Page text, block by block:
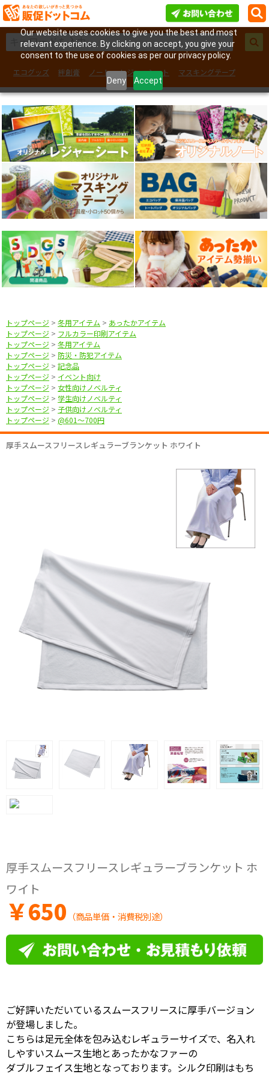
Our website uses cookies to give you the best and most
relevant experience. By clicking on accept, you give your
consent to the use of cookies as per our privacy policy.
Deny Accept
エコグッズ 絆創膏 ノート レジャーシート
マスキングテープ
フェイスシール
トップページ > 冬用アイテム > あったかアイテム
トップページ > フルカラー印刷アイテム
トップページ > 冬用アイテム
トップページ > 防災・防犯アイテム
トップページ > 記念品
トップページ > イベント向け
トップページ > 女性向けノベルティ
トップページ > 学生向けノベルティ
トップページ > 子供向けノベルティ
トップページ > @601〜700円
厚手スムースフリースレギュラーブランケット ホワイト
厚手スムースフリースレギュラーブランケット ホ
ワイト
￥650 （商品単価・消費税別途）
ご好評いただいているスムースフリースに厚手バージョン
が登場しました。
こちらは足元全体を包み込むレギュラーサイズで、名入れ
しやすいスムース生地とあったかなファーの
ダブルフェイス生地となっております。シルク印刷はもち